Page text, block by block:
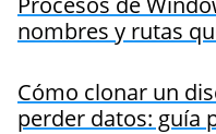
nombres y rutas
Cómo clonar un
perder datos: guía